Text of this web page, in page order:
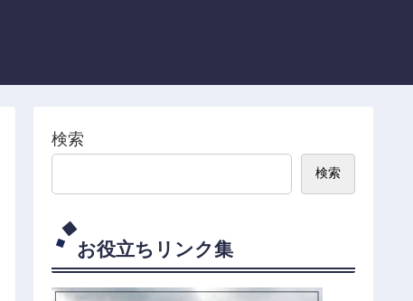
検索
検索
お役立ちリンク集